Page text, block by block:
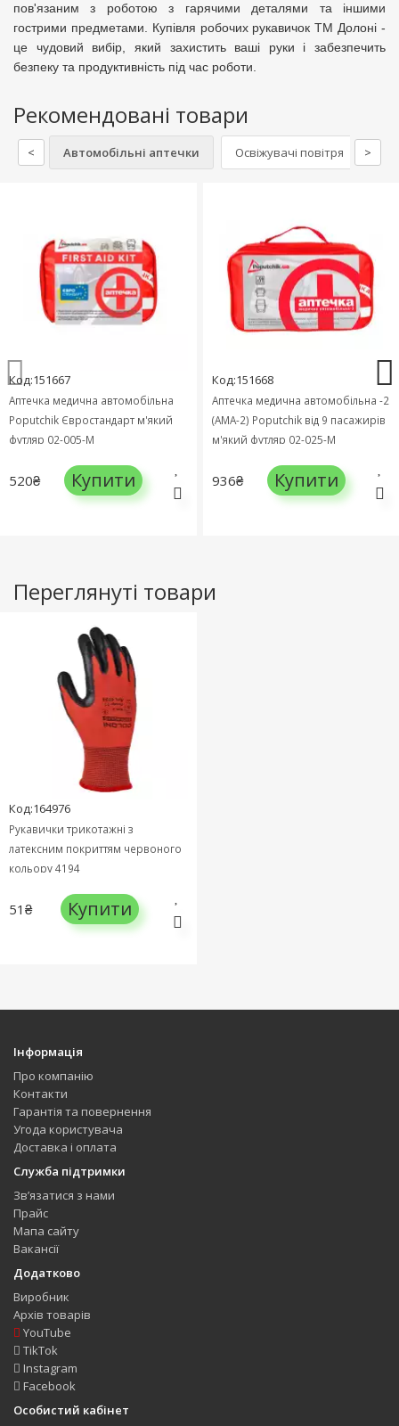
пов'язаним з роботою з гарячими деталями та іншими
гострими предметами. Купівля робочих рукавичок ТМ Долоні -
це чудовий вибір, який захистить ваші руки і забезпечить
безпеку та продуктивність під час роботи
Рекомендовані товари
< Автомобільні аптечки Освіжувачі повітря >
Код:151667
Аптечка медична автомобільна
Poputchik Євростандарт м'який
футляр 02-005-М
520₴ Купити
Код:151668
Аптечка медична автомобільна -2
(АМА-2) Poputchik від 9 пасажирів
м'який футляр 02-025-М
936₴ Купити
Переглянуті товари
Код:164976
Рукавички трикотажні з
латексним покриттям червоного
кольору 4194
51₴ Купити
Інформація
Про компанію
Контакти
Гарантія та повернення
Угода користувача
Доставка і оплата
Служба підтримки
Зв’язатися з нами
Прайс
Мапа сайту
Вакансії
Додатково
Виробник
Архів товарів
YouTube
TikTok
Instagram
Facebook
Особистий кабінет